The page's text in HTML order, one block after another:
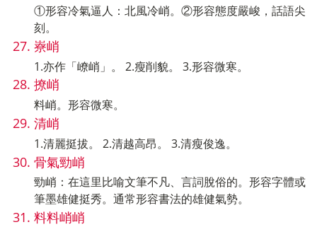
①形容冷氣逼人：北風冷峭。②形容態度嚴峻，話語尖
刻。
嶚峭
1.亦作「嶛峭」。 2.瘦削貌。 3.形容微寒。
撩峭
料峭。形容微寒。
清峭
1.清麗挺拔。 2.清越高昂。 3.清瘦俊逸。
骨氣勁峭
勁峭：在這里比喻文筆不凡、言詞脫俗的。形容字體或
筆墨雄健挺秀。通常形容書法的雄健氣勢。
料料峭峭